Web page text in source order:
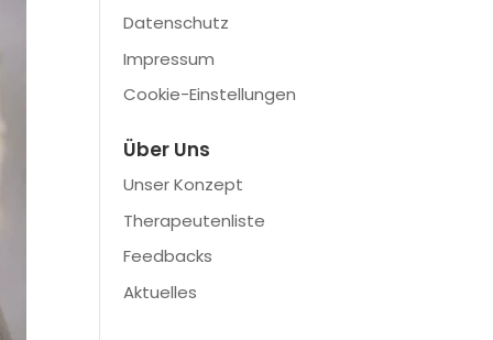
Datenschutz
Impressum
Cookie-Einstellungen
Über Uns
Unser Konzept
Therapeutenliste
Feedbacks
Aktuelles